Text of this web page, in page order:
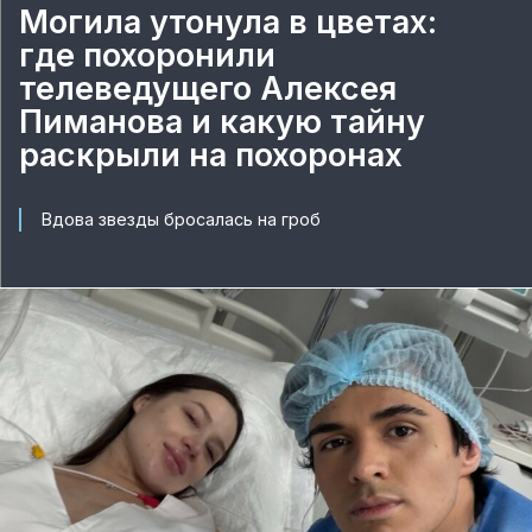
Могила утонула в цветах:
где похоронили
телеведущего Алексея
Пиманова и какую тайну
раскрыли на похоронах
Вдова звезды бросалась на гроб